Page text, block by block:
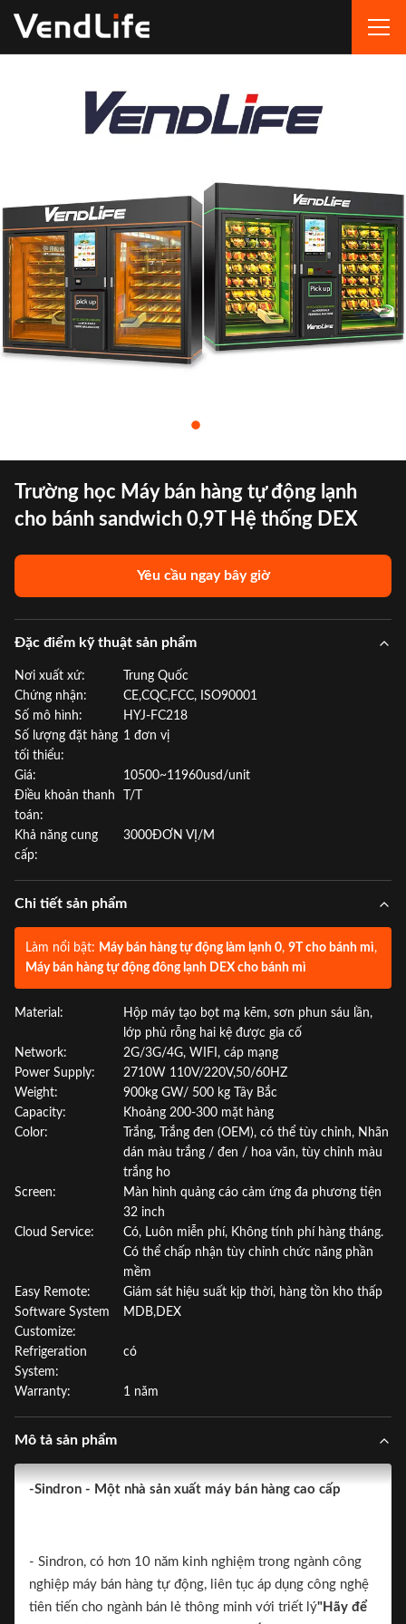
Trường học Máy bán hàng tự động lạnh
cho bánh sandwich 0,9T Hệ thống DEX
Yêu cầu ngay bây giờ
Đặc điểm kỹ thuật sản phẩm
Nơi xuất xứ:
Trung Quốc
Chứng nhận:
CE,CQC,FCC, ISO90001
Số mô hình:
HYJ-FC218
Số lượng đặt hàng
tối thiểu:
1 đơn vị
Giá:
10500~11960usd/unit
Điều khoản thanh
toán:
T/T
Khả năng cung
cấp:
3000ĐƠN VỊ/M
Chi tiết sản phẩm
Làm nổi bật: Máy bán hàng tự động làm lạnh 0, 9T cho bánh mì,
Máy bán hàng tự động đông lạnh DEX cho bánh mì
Material:
Hộp máy tạo bọt mạ kẽm, sơn phun sáu lần,
lớp phủ rỗng hai kệ được gia cố
Network:
2G/3G/4G, WIFI, cáp mạng
Power Supply:
2710W 110V/220V,50/60HZ
Weight:
900kg GW/ 500 kg Tây Bắc
Capacity:
Khoảng 200-300 mặt hàng
Color:
Trắng, Trắng đen (OEM), có thể tùy chỉnh, Nhãn
dán màu trắng / đen / hoa văn, tùy chỉnh màu
trắng ho
Screen:
Màn hình quảng cáo cảm ứng đa phương tiện
32 inch
Cloud Service:
Có, Luôn miễn phí, Không tính phí hàng tháng.
Có thể chấp nhận tùy chỉnh chức năng phần
mềm
Easy Remote:
Giám sát hiệu suất kịp thời, hàng tồn kho thấp
Software System
Customize:
MDB,DEX
Refrigeration
System:
có
Warranty: 1 năm
Mô tả sản phẩm
-Sindron - Một nhà sản xuất máy bán hàng cao cấp
- Sindron, có hơn 10 năm kinh nghiệm trong ngành công
nghiệp máy bán hàng tự động, liên tục áp dụng công nghệ
tiên tiến cho ngành bán lẻ thông minh với triết lý"Hãy để